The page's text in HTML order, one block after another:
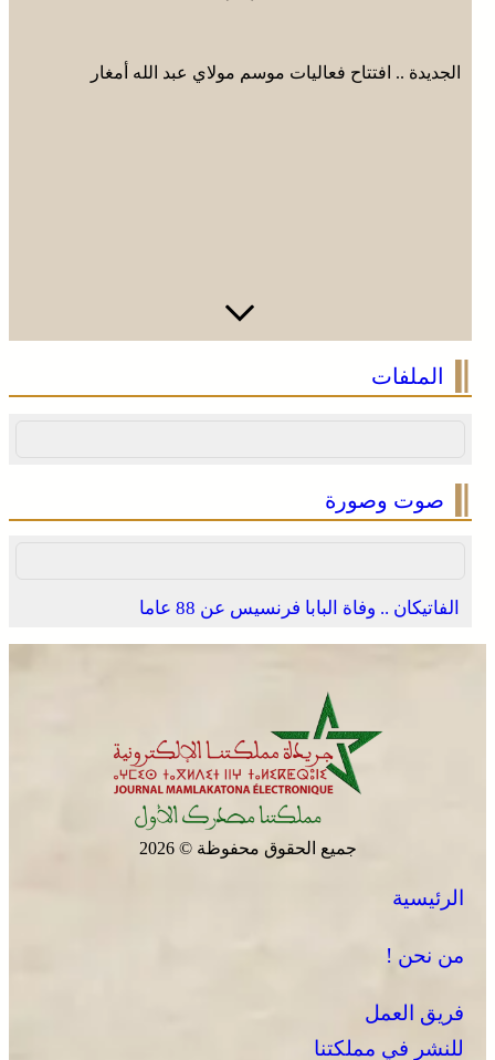
الجديدة .. افتتاح فعاليات موسم مولاي عبد الله أمغار
الملفات
صوت وصورة
الفاتيكان .. وفاة البابا فرنسيس عن 88 عاما
جميع الحقوق محفوظة © 2026
الرئيسية
من نحن !
فريق العمل
للنشر في مملكتنا